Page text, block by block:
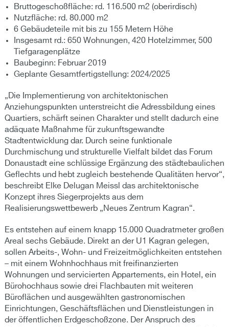
Bruttogeschoßfläche: rd. 116.500 m2 (oberirdisch)
Nutzfläche: rd. 80.000 m2
6 Gebäudeteile mit bis zu 155 Metern Höhe
Insgesamt rd.: 650 Wohnungen, 420 Hotelzimmer, 500
Tiefgaragenplätze
Baubeginn: Februar 2019
Geplante Gesamtfertigstellung: 2024/2025
„Die Implementierung von architektonischen
Anziehungspunkten unterstreicht die Adressbildung eines
Quartiers, schärft seinen Charakter und stellt dadurch eine
adäquate Maßnahme für zukunftsgewandte
Stadtentwicklung dar. Durch seine funktionale
Durchmischung und strukturelle Vielfalt bildet das Forum
Donaustadt eine schlüssige Ergänzung des städtebaulichen
Geflechts und hebt zugleich bestehende Qualitäten hervor“,
beschreibt Elke Delugan Meissl das architektonische
Konzept ihres Siegerprojekts aus dem
Realisierungswettbewerb „Neues Zentrum Kagran“.
Es entstehen auf einem knapp 15.000 Quadratmeter großen
Areal sechs Gebäude. Direkt an der U1 Kagran gelegen,
sollen Arbeits-, Wohn- und Freizeitmöglichkeiten entstehen
– mit einem Wohnhochhaus mit freifinanzierten
Wohnungen und servicierten Appartements, ein Hotel, ein
Bürohochhaus sowie drei Flachbauten mit weiteren
Büroflächen und ausgewählten gastronomischen
Einrichtungen, Geschäftsflächen und Dienstleistungen in
der öffentlichen Erdgeschoßzone. Der Anspruch des